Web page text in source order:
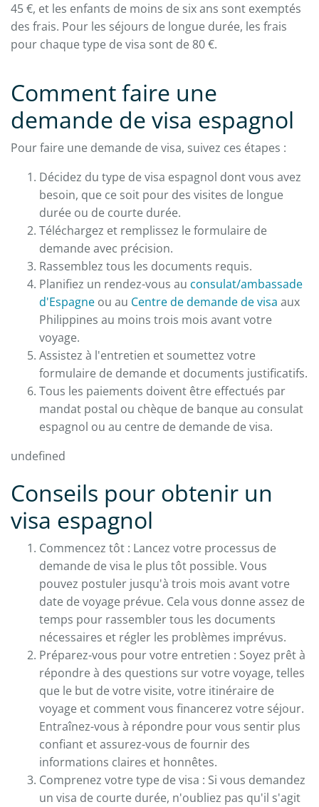
45 €, et les enfants de moins de six ans sont exemptés
des frais. Pour les séjours de longue durée, les frais
pour chaque type de visa sont de 80 €.
Comment faire une
demande de visa espagnol
Pour faire une demande de visa, suivez ces étapes :
Décidez du type de visa espagnol dont vous avez
besoin, que ce soit pour des visites de longue
durée ou de courte durée.
Téléchargez et remplissez le formulaire de
demande avec précision.
Rassemblez tous les documents requis.
Planifiez un rendez-vous au consulat/ambassade
d'Espagne ou au Centre de demande de visa aux
Philippines au moins trois mois avant votre
voyage.
Assistez à l'entretien et soumettez votre
formulaire de demande et documents justificatifs.
Tous les paiements doivent être effectués par
mandat postal ou chèque de banque au consulat
espagnol ou au centre de demande de visa.
undefined
Conseils pour obtenir un
visa espagnol
Commencez tôt : Lancez votre processus de
demande de visa le plus tôt possible. Vous
pouvez postuler jusqu'à trois mois avant votre
date de voyage prévue. Cela vous donne assez de
temps pour rassembler tous les documents
nécessaires et régler les problèmes imprévus.
Préparez-vous pour votre entretien : Soyez prêt à
répondre à des questions sur votre voyage, telles
que le but de votre visite, votre itinéraire de
voyage et comment vous financerez votre séjour.
Entraînez-vous à répondre pour vous sentir plus
confiant et assurez-vous de fournir des
informations claires et honnêtes.
Comprenez votre type de visa : Si vous demandez
un visa de courte durée, n'oubliez pas qu'il s'agit